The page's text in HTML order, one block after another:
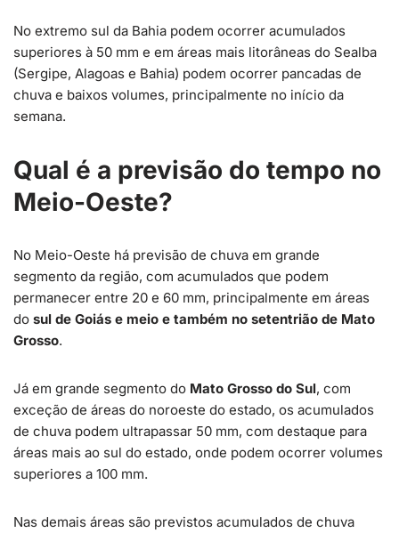
No extremo sul da Bahia podem ocorrer acumulados
superiores à 50 mm e em áreas mais litorâneas do Sealba
(Sergipe, Alagoas e Bahia) podem ocorrer pancadas de
chuva e baixos volumes, principalmente no início da
semana.
Qual é a previsão do tempo no
Meio-Oeste?
No Meio-Oeste há previsão de chuva em grande
segmento da região, com acumulados que podem
permanecer entre 20 e 60 mm, principalmente em áreas
do sul de Goiás e meio e também no setentrião de Mato
Grosso.
Já em grande segmento do Mato Grosso do Sul, com
exceção de áreas do noroeste do estado, os acumulados
de chuva podem ultrapassar 50 mm, com destaque para
áreas mais ao sul do estado, onde podem ocorrer volumes
superiores a 100 mm.
Nas demais áreas são previstos acumulados de chuva